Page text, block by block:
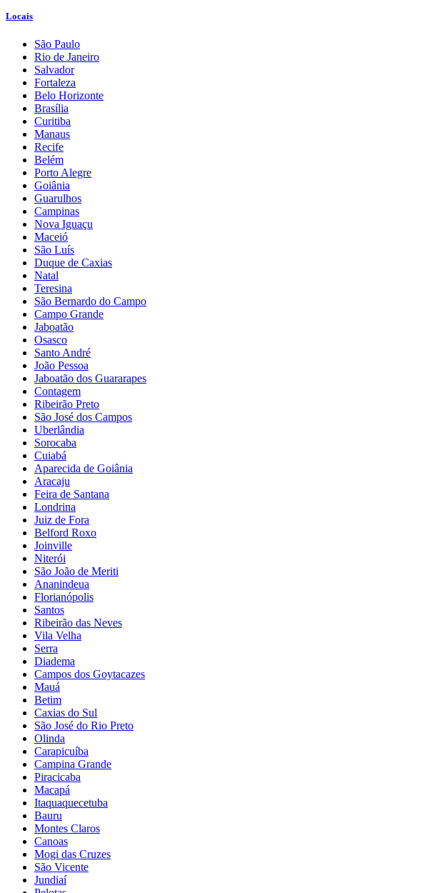
Locais
São Paulo
Rio de Janeiro
Salvador
Fortaleza
Belo Horizonte
Brasília
Curitiba
Manaus
Recife
Belém
Porto Alegre
Goiânia
Guarulhos
Campinas
Nova Iguaçu
Maceió
São Luís
Duque de Caxias
Natal
Teresina
São Bernardo do Campo
Campo Grande
Jaboatão
Osasco
Santo André
João Pessoa
Jaboatão dos Guararapes
Contagem
Ribeirão Preto
São José dos Campos
Uberlândia
Sorocaba
Cuiabá
Aparecida de Goiânia
Aracaju
Feira de Santana
Londrina
Juiz de Fora
Belford Roxo
Joinville
Niterói
São João de Meriti
Ananindeua
Florianópolis
Santos
Ribeirão das Neves
Vila Velha
Serra
Diadema
Campos dos Goytacazes
Mauá
Betim
Caxias do Sul
São José do Rio Preto
Olinda
Carapicuíba
Campina Grande
Piracicaba
Macapá
Itaquaquecetuba
Bauru
Montes Claros
Canoas
Mogi das Cruzes
São Vicente
Jundiaí